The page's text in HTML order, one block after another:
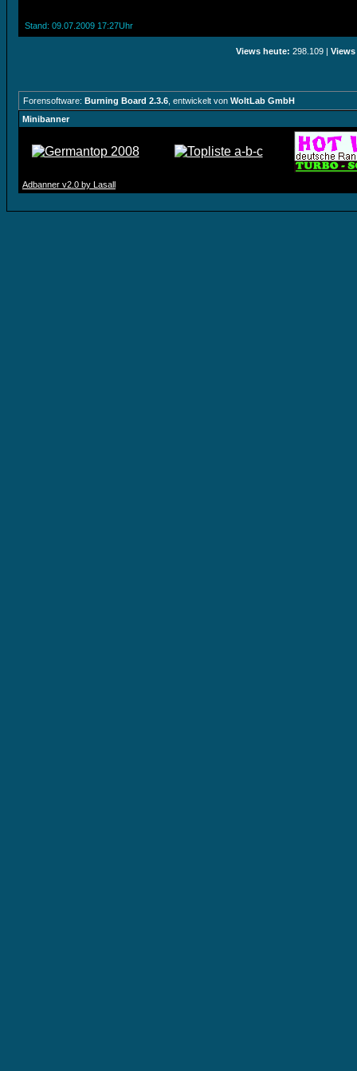
Stand: 09.07.2009 17:27Uhr
Views heute: 298.109 |
Forensoftware: Burning Board 2.3.6 , entwickelt von WoltLab GmbH
Minibanner
Adbanner v2.0 by Lasall